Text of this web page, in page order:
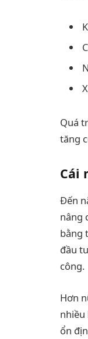
Quá
tăng
Cái
Đến
nâng
bằng
đầu
công.
Hơn
nhiều
ổn